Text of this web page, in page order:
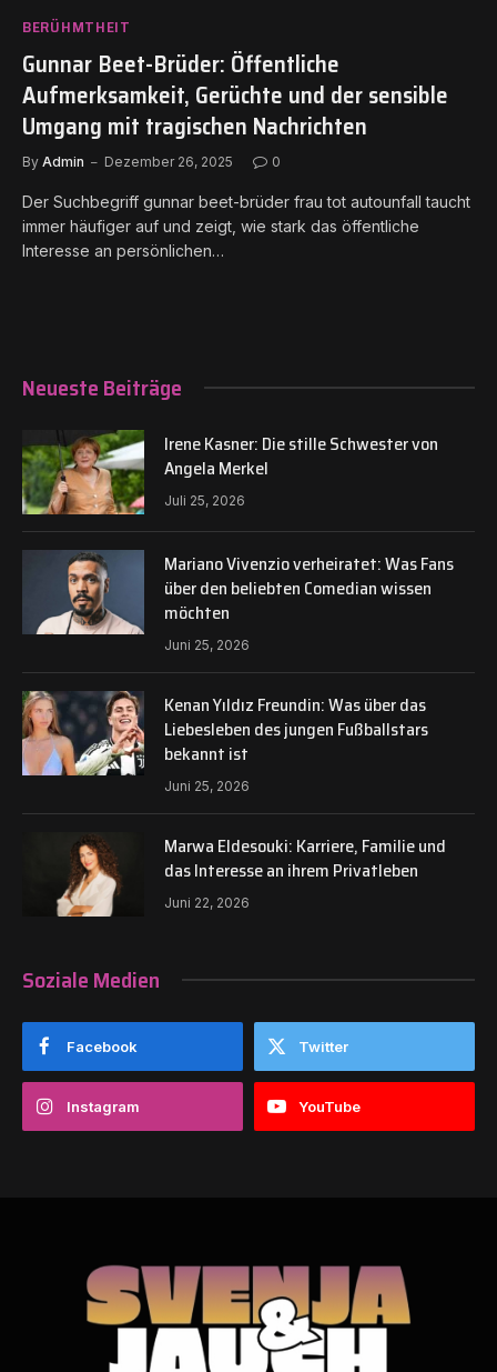
BERÜHMTHEIT
Gunnar Beet-Brüder: Öffentliche
Aufmerksamkeit, Gerüchte und der sensible
Umgang mit tragischen Nachrichten
By Admin Dezember 26, 2025 0
Der Suchbegriff gunnar beet-brüder frau tot autounfall taucht
immer häufiger auf und zeigt, wie stark das öffentliche
Interesse an persönlichen…
Neueste Beiträge
Irene Kasner: Die stille Schwester von
Angela Merkel
Juli 25, 2026
Mariano Vivenzio verheiratet: Was Fans
über den beliebten Comedian wissen
möchten
Juni 25, 2026
Kenan Yıldız Freundin: Was über das
Liebesleben des jungen Fußballstars
bekannt ist
Juni 25, 2026
Marwa Eldesouki: Karriere, Familie und
das Interesse an ihrem Privatleben
Juni 22, 2026
Soziale Medien
Facebook Twitter
Instagram YouTube